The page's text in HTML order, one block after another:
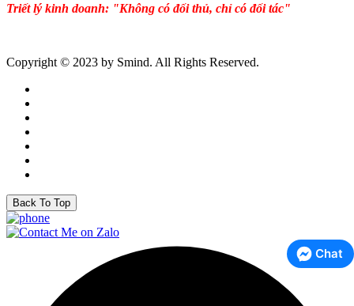
Triết lý kinh doanh: "Không có đối thủ, chỉ có đối tác"
Copyright © 2023 by Smind. All Rights Reserved.
Back To Top
Chat